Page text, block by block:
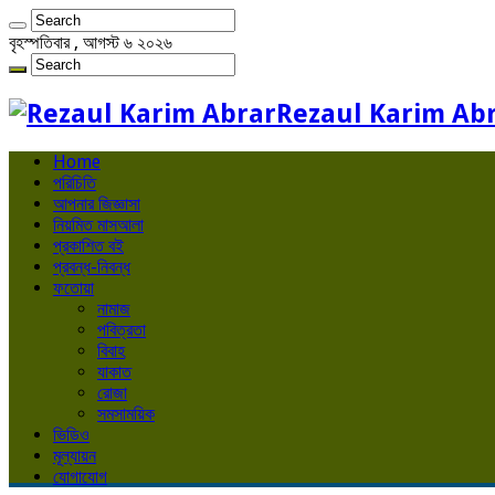
বৃহস্পতিবার , আগস্ট ৬ ২০২৬
Rezaul Karim
Home
পরিচিতি
আপনার জিজ্ঞাসা
নিয়মিত মাসআলা
প্রকাশিত বই
প্রবন্ধ-নিবন্ধ
ফতোয়া
নামাজ
পবিত্রতা
বিবাহ
যাকাত
রোজা
সমসাময়িক
ভিডিও
মূল্যায়ন
যোগাযোগ